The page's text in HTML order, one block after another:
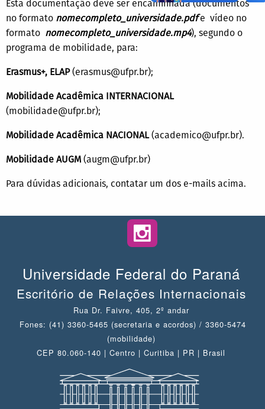
Esta documentação deve ser encaminhada (documentos
no formato nomecompleto_universidade.pdfe vídeo no
formato nomecompleto_universidade.mp4), segundo o
programa de mobilidade, para:
Erasmus+, ELAP(erasmus@ufpr.br);
Mobilidade Acadêmica INTERNACIONAL
(mobilidade@ufpr.br);
Mobilidade Acadêmica NACIONAL(academico@ufpr.br).
Mobilidade AUGM (augm@ufpr.br)
Para dúvidas adicionais, contatar um dos e-mails acima.
Universidade Federal do Paraná
Escritório de Relações Internacionais
Rua Dr. Faivre, 405, 2º andar
Fones: (41) 3360-5465 (secretaria e acordos) / 3360-5474
(mobilidade)
CEP 80.060-140 | Centro | Curitiba | PR | Brasil